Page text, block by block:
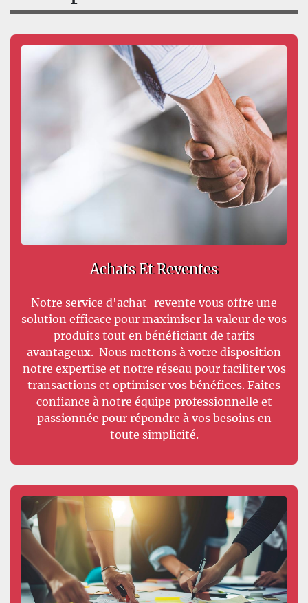
Achats Et Reventes
Notre service d'achat-revente vous offre une
solution efficace pour maximiser la valeur de vos
produits tout en bénéficiant de tarifs
avantageux. Nous mettons à votre disposition
notre expertise et notre réseau pour faciliter vos
transactions et optimiser vos bénéfices. Faites
confiance à notre équipe professionnelle et
passionnée pour répondre à vos besoins en
toute simplicité.